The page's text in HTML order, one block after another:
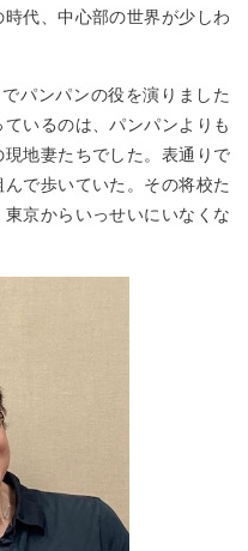
代、中心部の世界が少しわ
パンパンの役を演りました
いるのは、パンパンよりも
地妻たちでした。表通りで
で歩いていた。その将校た
京からいっせいにいなくな